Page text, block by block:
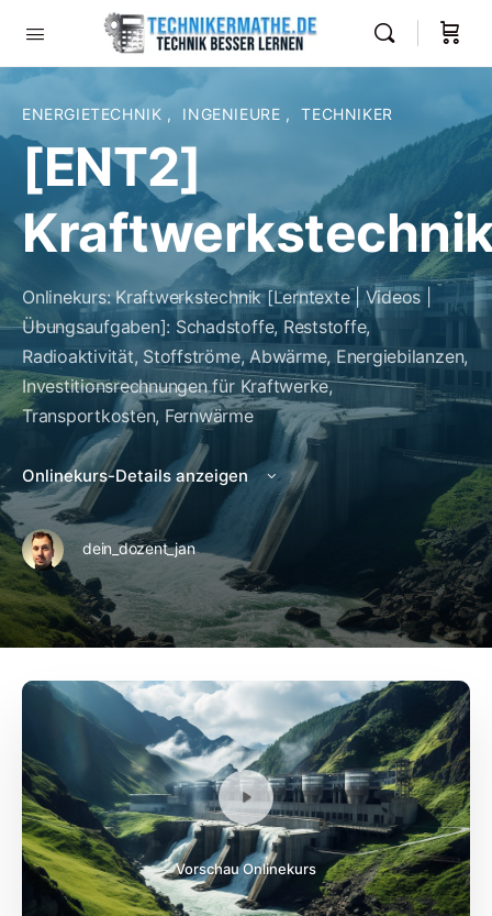
ENERGIETECHNIK , INGENIEURE , TECHNIKER
[ENT2]
Onlinekurs: Kraftwerkstechnik [Lerntexte | Videos |
Übungsaufgaben]: Schadstoffe, Reststoffe,
Radioaktivität, Stoffströme, Abwärme, Energiebilanzen,
Investitionsrechnungen für Kraftwerke,
Transportkosten, Fernwärme
Onlinekurs-Details anzeigen
dein_dozent_jan
Vorschau Onlinekurs